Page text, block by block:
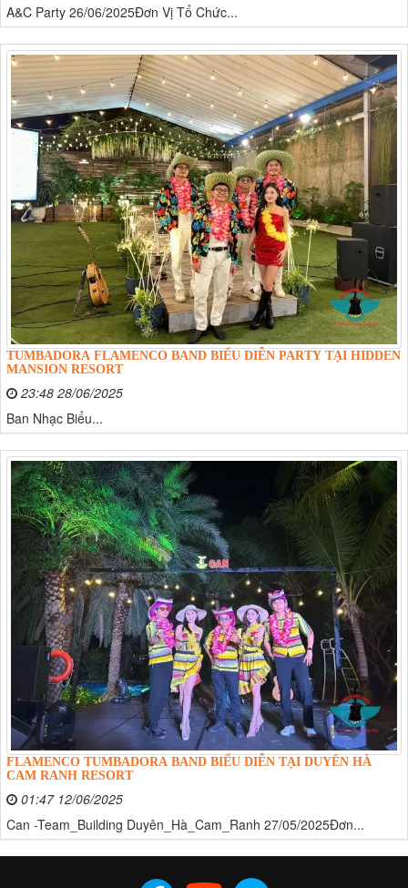
A&C Party 26/06/2025Đơn Vị Tổ Chức...
TUMBADORA FLAMENCO BAND BIỂU DIỄN PARTY TẠI HIDDEN
MANSION RESORT
23:48 28/06/2025
​​​​​​​Ban Nhạc Biểu...
FLAMENCO TUMBADORA BAND BIỂU DIỄN TẠI DUYÊN HÀ
CAM RANH RESORT
01:47 12/06/2025
Can -Team_Building Duyên_Hà_Cam_Ranh 27/05/2025Đơn...